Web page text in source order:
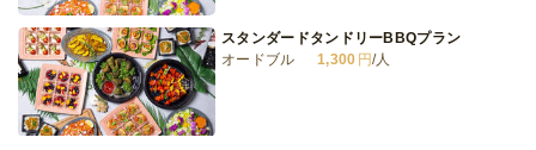
スタンダードタンドリーBBQプラン
オードブル
1,300 円/人